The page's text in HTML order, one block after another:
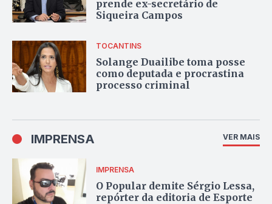
prende ex-secretário de
Siqueira Campos
TOCANTINS
Solange Duailibe toma posse
como deputada e procrastina
processo criminal
IMPRENSA VER MAIS
IMPRENSA
O Popular demite Sérgio Lessa,
repórter da editoria de Esporte